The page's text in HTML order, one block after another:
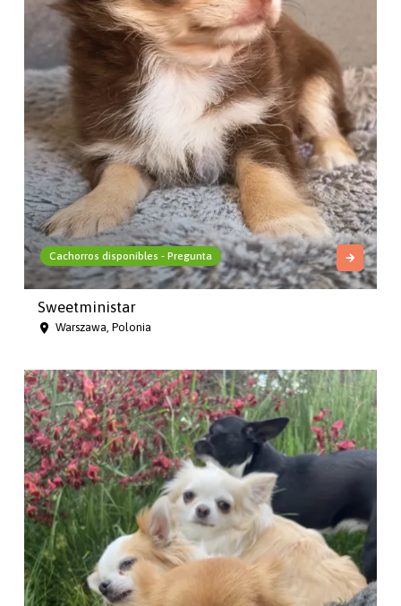
Cachorros disponibles - Pregunta
Sweetministar
Warszawa, Polonia